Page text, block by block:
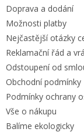
Doprava a dodání
Možnosti platby
Nejčastější otázky
Reklamační řád a
Odstoupení od
Obchodní podmínky
Podmínky ochrany
Vše o nákupu
Balíme ekologicky